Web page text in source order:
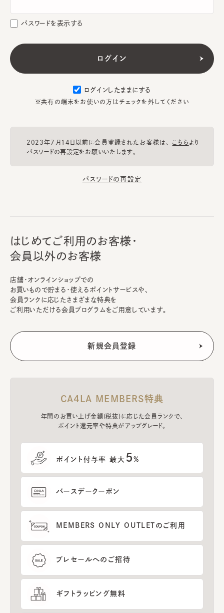
パスワードを表示する
ログインしたままにする
※共有の端末をお使いの方はチェックを外してください
2023年7月14日以前に会員登録されたお客様は、 こちらより
パスワードの再設定をお願いいたします。
パスワードの再設定
はじめてご利用のお客様・
会員以外のお客様
店舗・オンラインショップでの
お買いもので貯まる・使えるポイントサービスや、
会員ランクに応じたさまざまな特典を
ご利用いただける会員プログラムをご用意しています。
CA4LA MEMBERS特典
年間のお買い上げ金額(税抜)に応じた会員ランクで、
ポイント還元率や特典がアップグレード。
ポイント付与率 最大 5%
バースデークーポン
MEMBERS ONLY OUTLETのご利用
プレセールへのご招待
ギフトラッピング無料